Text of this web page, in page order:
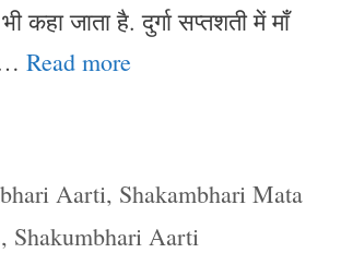
कहा जाता है. दुर्गा सप्तशती में माँ
Read more
Aarti, Shakambhari Mata
, Shakumbhari Aarti